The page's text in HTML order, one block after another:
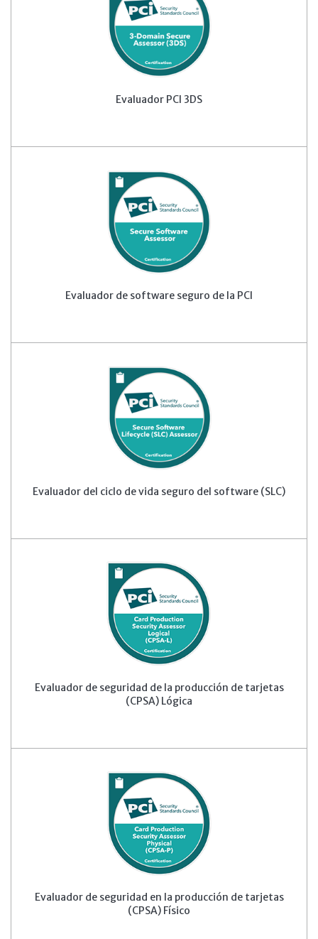
Evaluador PCI 3DS
Evaluador de software seguro de la PCI
Evaluador del ciclo de vida seguro del software (SLC)
Evaluador de seguridad de la producción de tarjetas
(CPSA) Lógica
Evaluador de seguridad en la producción de tarjetas
(CPSA) Físico